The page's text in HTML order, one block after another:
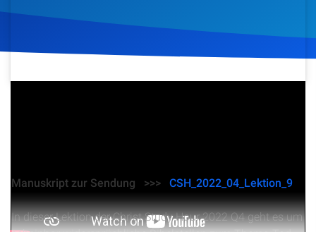
Manuskript zur Sendung >>> CSH_2022_04_Lektion_9
In dieser Lektion der Christ Study Hour 2022 Q4 geht es um
Über Uns